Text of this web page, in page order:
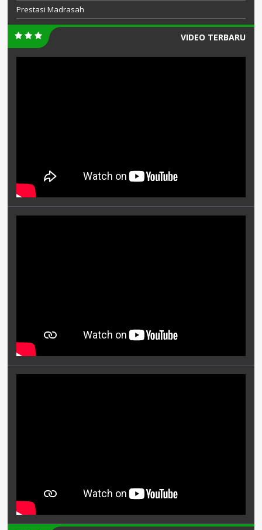
Prestasi Madrasah
VIDEO TERBARU